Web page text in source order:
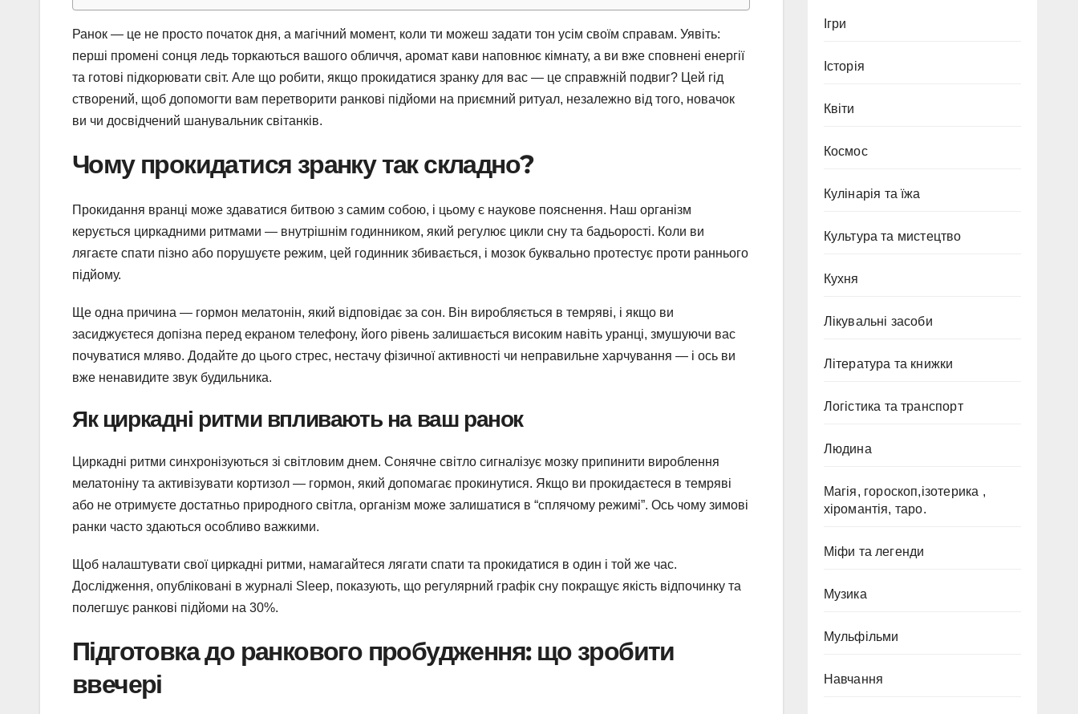
Ранок — це не просто початок дня, а магічний момент, коли ти можеш задати тон усім своїм справам. Уявіть:
перші промені сонця ледь торкаються вашого обличчя, аромат кави наповнює кімнату, а ви вже сповнені енергії
та готові підкорювати світ. Але що робити, якщо прокидатися зранку для вас — це справжній подвиг? Цей гід
створений, щоб допомогти вам перетворити ранкові підйоми на приємний ритуал, незалежно від того, новачок
ви чи досвідчений шанувальник світанків.
Чому прокидатися зранку так складно?
Прокидання вранці може здаватися битвою з самим собою, і цьому є наукове пояснення. Наш організм
керується циркадними ритмами — внутрішнім годинником, який регулює цикли сну та бадьорості. Коли ви
лягаєте спати пізно або порушуєте режим, цей годинник збивається, і мозок буквально протестує проти раннього
підйому.
Ще одна причина — гормон мелатонін, який відповідає за сон. Він виробляється в темряві, і якщо ви
засиджуєтеся допізна перед екраном телефону, його рівень залишається високим навіть уранці, змушуючи вас
почуватися мляво. Додайте до цього стрес, нестачу фізичної активності чи неправильне харчування — і ось ви
вже ненавидите звук будильника.
Як циркадні ритми впливають на ваш ранок
Циркадні ритми синхронізуються зі світловим днем. Сонячне світло сигналізує мозку припинити вироблення
мелатоніну та активізувати кортизол — гормон, який допомагає прокинутися. Якщо ви прокидаєтеся в темряві
або не отримуєте достатньо природного світла, організм може залишатися в “сплячому режимі”. Ось чому зимові
ранки часто здаються особливо важкими.
Щоб налаштувати свої циркадні ритми, намагайтеся лягати спати та прокидатися в один і той же час.
Дослідження, опубліковані в журналі Sleep, показують, що регулярний графік сну покращує якість відпочинку та
полегшує ранкові підйоми на 30%.
Підготовка до ранкового пробудження: що зробити
ввечері
Ігри
Історія
Квіти
Космос
Кулінарія та їжа
Культура та мистецтво
Кухня
Лікувальні засоби
Література та книжки
Логістика та транспорт
Людина
Магія, гороскоп,ізотерика ,
хіромантія, таро.
Міфи та легенди
Музика
Мульфільми
Навчання